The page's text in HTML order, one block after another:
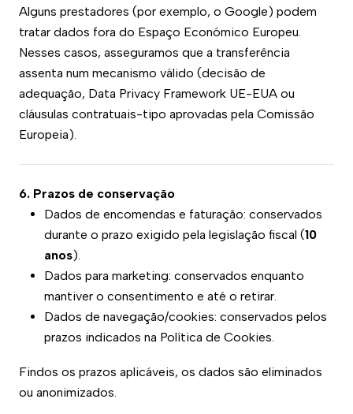
Alguns prestadores (por exemplo, o Google) podem
tratar dados fora do Espaço Económico Europeu.
Nesses casos, asseguramos que a transferência
assenta num mecanismo válido (decisão de
adequação, Data Privacy Framework UE-EUA ou
cláusulas contratuais-tipo aprovadas pela Comissão
Europeia).
6. Prazos de conservação
Dados de encomendas e faturação: conservados
durante o prazo exigido pela legislação fiscal (10
anos).
Dados para marketing: conservados enquanto
mantiver o consentimento e até o retirar.
Dados de navegação/cookies: conservados pelos
prazos indicados na Política de Cookies.
Findos os prazos aplicáveis, os dados são eliminados
ou anonimizados.